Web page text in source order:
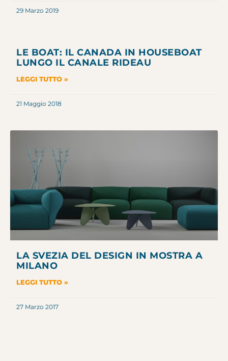
29 Marzo 2019
LE BOAT: IL CANADA IN HOUSEBOAT
LUNGO IL CANALE RIDEAU
LEGGI TUTTO »
21 Maggio 2018
LA SVEZIA DEL DESIGN IN MOSTRA A
MILANO
LEGGI TUTTO »
27 Marzo 2017